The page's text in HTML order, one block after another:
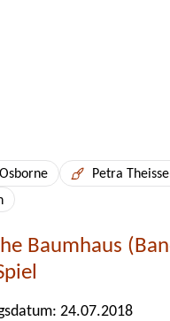
Petra
Baumhaus
24.07.2018